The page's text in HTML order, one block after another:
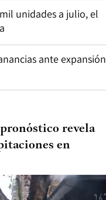
unidades a julio, el
ante expansión
revela
en